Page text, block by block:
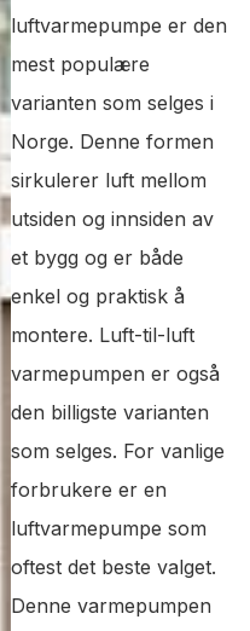
luftvarmepumpe er den
mest populære
varianten som selges i
Norge. Denne formen
sirkulerer luft mellom
utsiden og innsiden av
et bygg og er både
enkel og praktisk å
montere. Luft-til-luft
varmepumpen er også
den billigste varianten
som selges. For vanlige
forbrukere er en
luftvarmepumpe som
oftest det beste valget.
Denne varmepumpen